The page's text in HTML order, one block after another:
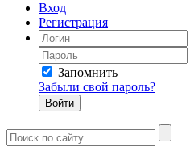
Вход
Регистрация
Запомнить
Забыли свой пароль?